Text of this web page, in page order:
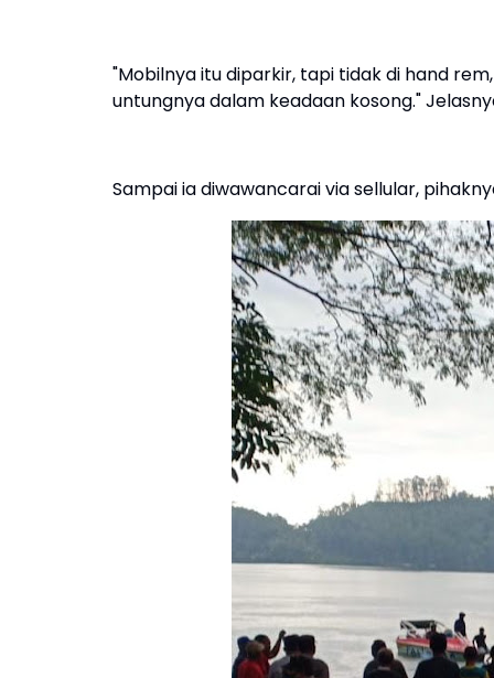
"Mobilnya itu diparkir, tapi tidak di hand
untungnya dalam keadaan kosong."
Sampai ia diwawancarai via sellular,